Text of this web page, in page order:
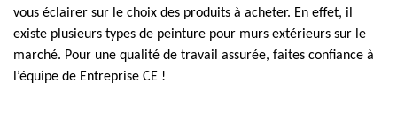
vous éclairer sur le choix des produits à acheter. En effet, il
existe plusieurs types de peinture pour murs extérieurs sur le
marché. Pour une qualité de travail assurée, faites confiance à
l’équipe de Entreprise CE !